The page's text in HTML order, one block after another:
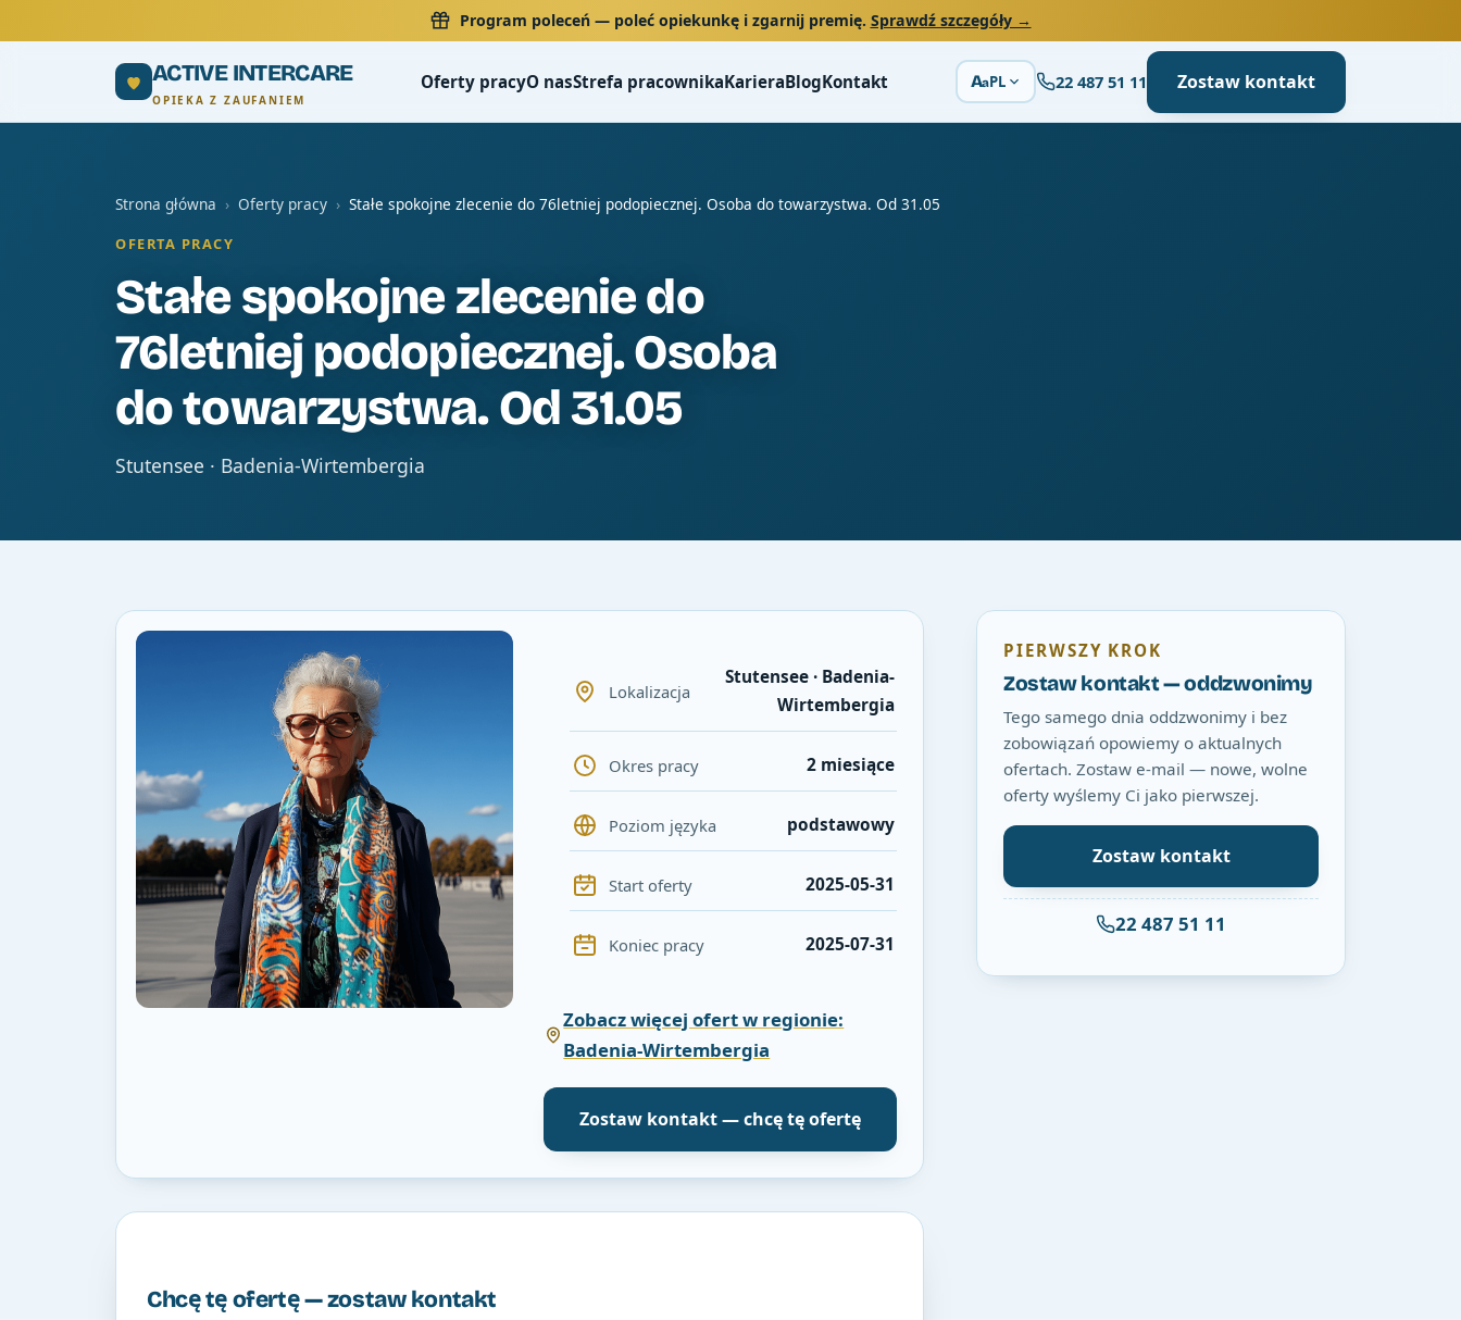
Program poleceń— poleć opiekunkę i zgarnij premię. Sprawdź szczegóły →
ACTIVE INTERCARE
OPIEKA Z ZAUFANIEM
Oferty pracyO nasStrefa pracownikaKarieraBlogKontakt AaPL 22 487 51 11 Zostaw kontakt
Strona główna › Oferty pracy › Stałe spokojne zlecenie do 76letniej podopiecznej. Osoba do towarzystwa. Od 31.05
OFERTA PRACY
Stałe spokojne zlecenie do
76letniej podopiecznej. Osoba
do towarzystwa. Od 31.05
Stutensee · Badenia-Wirtembergia
Lokalizacja
Stutensee · Badenia-
Wirtembergia
Okres pracy 2 miesiące
Poziom języka podstawowy
Start oferty 2025-05-31
Koniec pracy 2025-07-31
Zobacz więcej ofert w regionie:
Badenia-Wirtembergia
Zostaw kontakt — chcę tę ofertę
Chcę tę ofertę — zostaw kontakt
PIERWSZY KROK
Zostaw kontakt — oddzwonimy
Tego samego dnia oddzwonimy i bez
zobowiązań opowiemy o aktualnych
ofertach. Zostaw e-mail — nowe, wolne
oferty wyślemy Ci jako pierwszej.
Zostaw kontakt
22 487 51 11